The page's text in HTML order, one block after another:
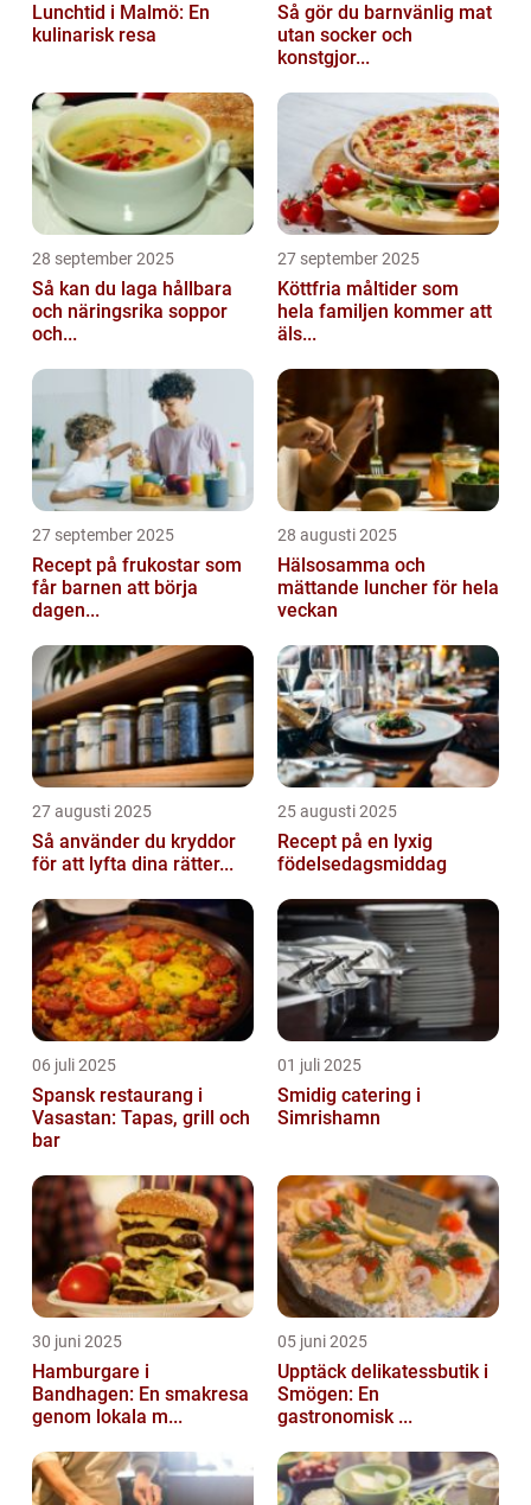
Lunchtid i Malmö: En
kulinarisk resa
Så gör du barnvänlig mat
utan socker och
konstgjor...
28 september 2025
Så kan du laga hållbara
och näringsrika soppor
och...
27 september 2025
Köttfria måltider som
hela familjen kommer att
äls...
27 september 2025
Recept på frukostar som
får barnen att börja
dagen...
28 augusti 2025
Hälsosamma och
mättande luncher för hela
veckan
27 augusti 2025
Så använder du kryddor
för att lyfta dina rätter...
25 augusti 2025
Recept på en lyxig
födelsedagsmiddag
06 juli 2025
Spansk restaurang i
Vasastan: Tapas, grill och
bar
01 juli 2025
Smidig catering i
Simrishamn
30 juni 2025
Hamburgare i
Bandhagen: En smakresa
genom lokala m...
05 juni 2025
Upptäck delikatessbutik i
Smögen: En
gastronomisk ...